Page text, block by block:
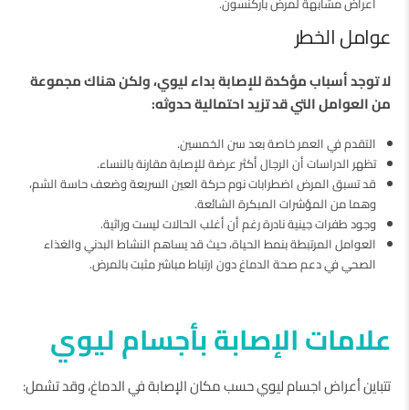
عوامل الخطر
لا توجد أسباب مؤكدة للإصابة بداء ليوي، ولكن هناك مجموعة
من العوامل التي قد تزيد احتمالية حدوثه:
التقدم في العمر خاصة بعد سن الخمسين.
تظهر الدراسات أن الرجال أكثر عرضة للإصابة مقارنة بالنساء.
قد تسبق المرض اضطرابات نوم حركة العين السريعة وضعف حاسة الشم،
وهما من المؤشرات المبكرة الشائعة.
وجود طفرات جينية نادرة رغم أن أغلب الحالات ليست وراثية.
العوامل المرتبطة بنمط الحياة، حيث قد يساهم النشاط البدني والغذاء
الصحي في دعم صحة الدماغ دون ارتباط مباشر مثبت بالمرض.
علامات الإصابة بأجسام ليوي
تتباين أعراض اجسام ليوي حسب مكان الإصابة في الدماغ، وقد تشمل: